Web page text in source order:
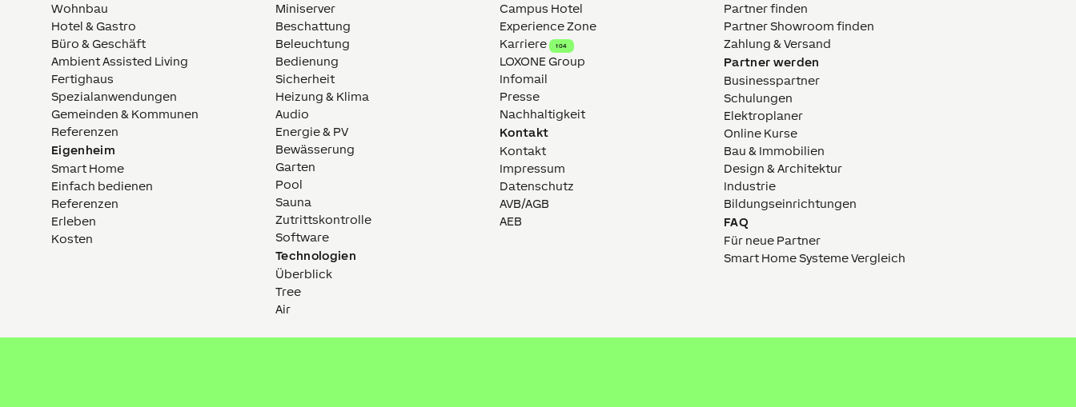
Wohnbau
Hotel & Gastro
Büro & Geschäft
Ambient Assisted Living
Fertighaus
Spezialanwendungen
Gemeinden & Kommunen
Referenzen
Eigenheim
Smart Home
Einfach bedienen
Referenzen
Erleben
Kosten
Miniserver
Beschattung
Beleuchtung
Bedienung
Sicherheit
Heizung & Klima
Audio
Energie & PV
Bewässerung
Garten
Pool
Sauna
Zutrittskontrolle
Software
Technologien
Überblick
Tree
Air
Campus Hotel
Experience Zone
Karriere
104
LOXONE Group
Infomail
Presse
Nachhaltigkeit
Kontakt
Kontakt
Impressum
Datenschutz
AVB/AGB
AEB
Partner finden
Partner Showroom finden
Zahlung & Versand
Partner werden
Businesspartner
Schulungen
Elektroplaner
Online Kurse
Bau & Immobilien
Design & Architektur
Industrie
Bildungs­­einrich­tungen
FAQ
Für neue Partner
Smart Home Systeme Vergleich